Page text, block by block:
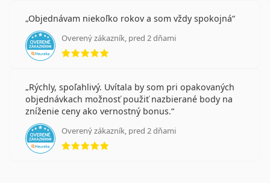
Objednávam niekoľko rokov a som vždy spokojná
Overený zákazník, pred 2 dňami
hodnotenie 5 z 5
Rýchly, spoľahlivý. Uvítala by som pri opakovaných
objednávkach možnosť použiť nazbierané body na
zníženie ceny ako vernostný bonus.
Overený zákazník, pred 2 dňami
hodnotenie 5 z 5